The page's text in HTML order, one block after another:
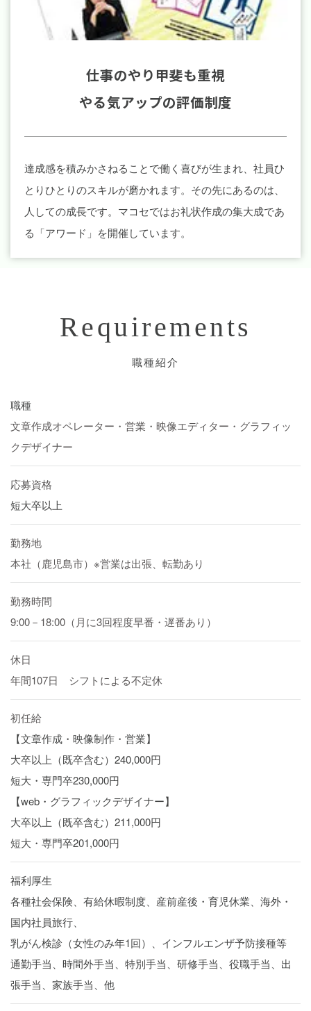
仕事のやり甲斐も重視
やる気アップの評価制度
達成感を積みかさねることで働く喜びが生まれ、社員ひ
とりひとりのスキルが磨かれます。その先にあるのは、
人しての成長です。マコセではお礼状作成の集大成であ
る「アワード」を開催しています。
Requirements
職種紹介
職種
文章作成オペレーター・営業・映像エディター・グラフィッ
クデザイナー
応募資格
短大卒以上
勤務地
本社（鹿児島市）※営業は出張、転勤あり
勤務時間
9:00－18:00（月に3回程度早番・遅番あり）
休日
年間107日 シフトによる不定休
初任給
【文章作成・映像制作・営業】
大卒以上（既卒含む）240,000円
短大・専門卒230,000円
【web・グラフィックデザイナー】
大卒以上（既卒含む）211,000円
短大・専門卒201,000円
福利厚生
各種社会保険、有給休暇制度、産前産後・育児休業、海外・
国内社員旅行、
乳がん検診（女性のみ年1回）、インフルエンザ予防接種等
通勤手当、時間外手当、特別手当、研修手当、役職手当、出
張手当、家族手当、他